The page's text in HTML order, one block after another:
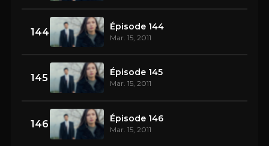
144 Épisode 144
Mar. 15, 2011
145 Épisode 145
Mar. 15, 2011
146 Épisode 146
Mar. 15, 2011